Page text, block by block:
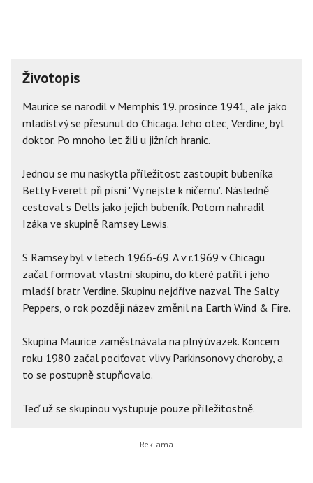
Životopis
Maurice se narodil v Memphis 19. prosince 1941, ale jako
mladistvý se přesunul do Chicaga. Jeho otec, Verdine, byl
doktor. Po mnoho let žili u jižních hranic.
Jednou se mu naskytla příležitost zastoupit bubeníka
Betty Everett při písni "Vy nejste k ničemu". Následně
cestoval s Dells jako jejich bubeník. Potom nahradil
Izáka ve skupině Ramsey Lewis.
S Ramsey byl v letech 1966-69. A v r.1969 v Chicagu
začal formovat vlastní skupinu, do které patřil i jeho
mladší bratr Verdine. Skupinu nejdříve nazval The Salty
Peppers, o rok později název změnil na Earth Wind & Fire.
Skupina Maurice zaměstnávala na plný úvazek. Koncem
roku 1980 začal pociťovat vlivy Parkinsonovy choroby, a
to se postupně stupňovalo.
Teď už se skupinou vystupuje pouze příležitostně.